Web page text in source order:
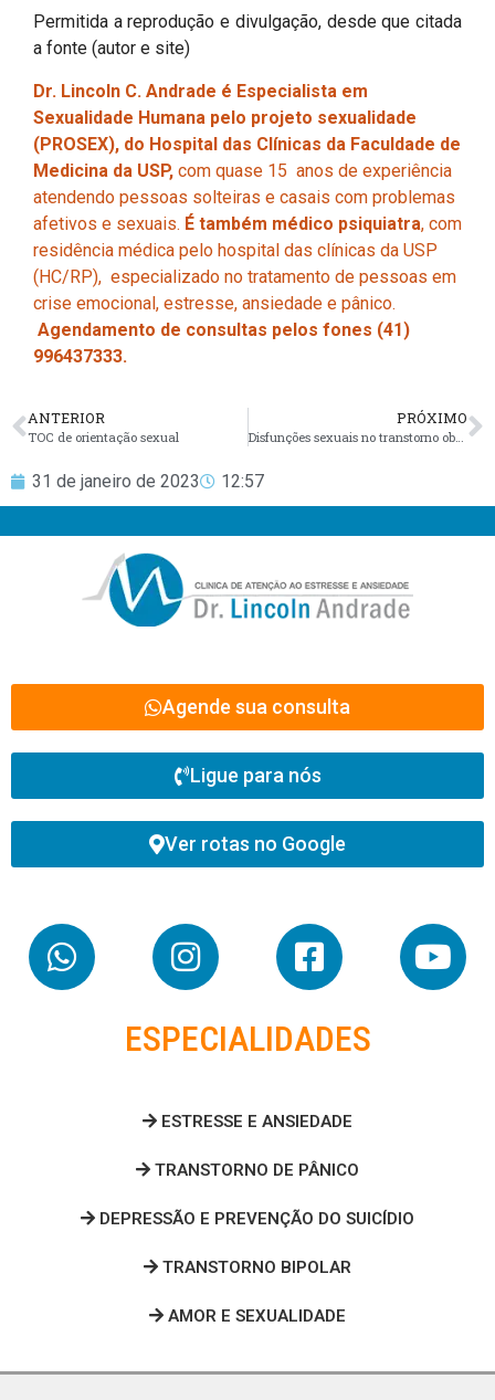
Permitida a reprodução e divulgação, desde que citada
a fonte (autor e site)
Dr. Lincoln C. Andrade é Especialista em
Sexualidade Humana pelo projeto sexualidade
(PROSEX), do Hospital das Clínicas da Faculdade de
Medicina da USP, com quase 15 anos de experiência
atendendo pessoas solteiras e casais com problemas
afetivos e sexuais. É também médico psiquiatra, com
residência médica pelo hospital das clínicas da USP
(HC/RP), especializado no tratamento de pessoas em
crise emocional, estresse, ansiedade e pânico.
Agendamento de consultas pelos fones (41)
996437333.
ANTERIOR
TOC de orientação sexual
PRÓXIMO
Disfunções sexuais no transtorno obsessivo-compulsivo (TOC)
31 de janeiro de 2023 12:57
Agende sua consulta
Ligue para nós
Ver rotas no Google
ESPECIALIDADES
ESTRESSE E ANSIEDADE
TRANSTORNO DE PÂNICO
DEPRESSÃO E PREVENÇÃO DO SUICÍDIO
TRANSTORNO BIPOLAR
AMOR E SEXUALIDADE